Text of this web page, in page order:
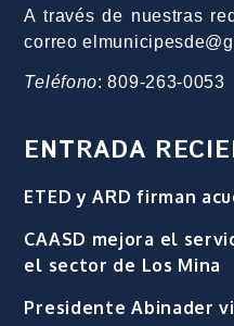
A través de nuestras
correo
Teléfono: 809-263-0053
ENTRADA
ETED y ARD firman
CAASD mejora el
el sector de Los Mina
Presidente Abinader